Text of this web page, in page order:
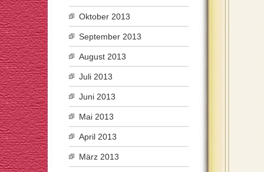
Oktober 2013
September 2013
August 2013
Juli 2013
Juni 2013
Mai 2013
April 2013
März 2013